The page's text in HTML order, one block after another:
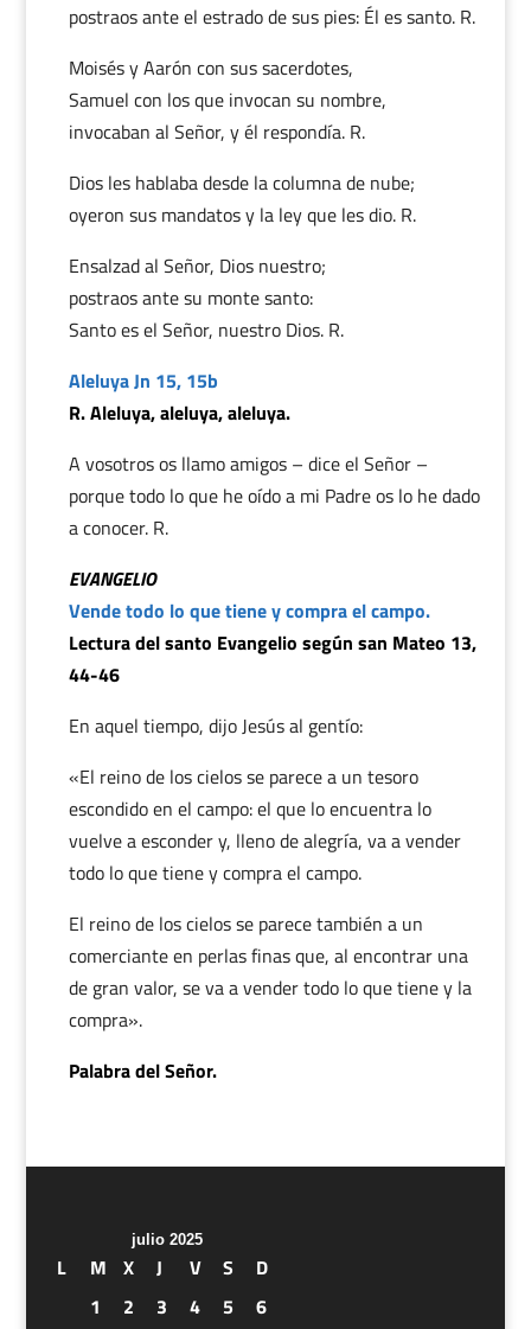
postraos ante el estrado de sus pies: Él es santo. R.
Moisés y Aarón con sus sacerdotes,
Samuel con los que invocan su nombre,
invocaban al Señor, y él respondía. R.
Dios les hablaba desde la columna de nube;
oyeron sus mandatos y la ley que les dio. R.
Ensalzad al Señor, Dios nuestro;
postraos ante su monte santo:
Santo es el Señor, nuestro Dios. R.
Aleluya Jn 15, 15b
R. Aleluya, aleluya, aleluya.
A vosotros os llamo amigos – dice el Señor –
porque todo lo que he oído a mi Padre os lo he dado
a conocer. R.
EVANGELIO
Vende todo lo que tiene y compra el campo.
Lectura del santo Evangelio según san Mateo 13,
44-46
En aquel tiempo, dijo Jesús al gentío:
«El reino de los cielos se parece a un tesoro
escondido en el campo: el que lo encuentra lo
vuelve a esconder y, lleno de alegría, va a vender
todo lo que tiene y compra el campo.
El reino de los cielos se parece también a un
comerciante en perlas finas que, al encontrar una
de gran valor, se va a vender todo lo que tiene y la
compra».
Palabra del Señor.
julio 2025
L M X J V S
D
1
2 3 4 5
6